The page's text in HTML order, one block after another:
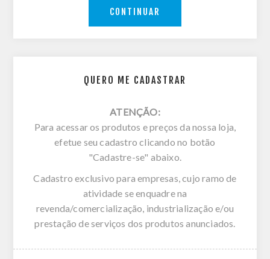
QUERO ME CADASTRAR
ATENÇÃO:
Para acessar os produtos e preços da nossa loja,
efetue seu cadastro clicando no botão
"Cadastre-se" abaixo.
Cadastro exclusivo para empresas, cujo ramo de
atividade se enquadre na
revenda/comercialização, industrialização e/ou
prestação de serviços dos produtos anunciados.
CONTINUAR